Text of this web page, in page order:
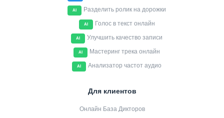
AI Разделить ролик на дорожки
AI Голос в текст онлайн
AI Улучшить качество записи
AI Мастеринг трека онлайн
AI Анализатор частот аудио
Для клиентов
Онлайн База Дикторов